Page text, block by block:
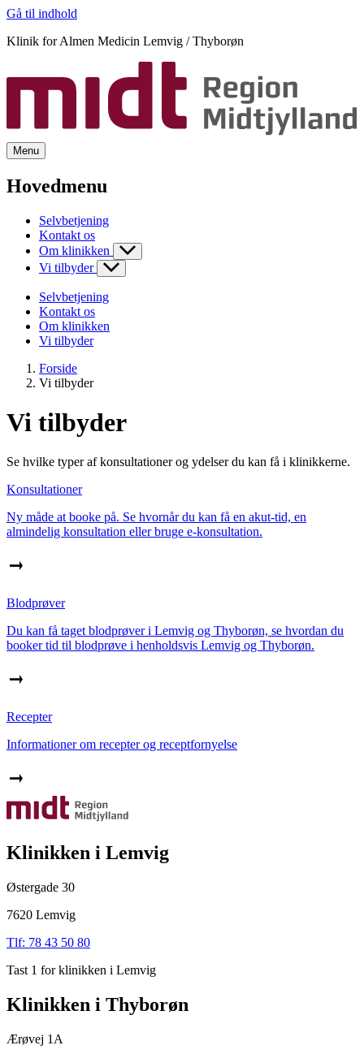
Gå til indhold
Klinik for Almen Medicin Lemvig / Thyborøn
Menu
Hovedmenu
Selvbetjening
Kontakt os
Om klinikken
Vi tilbyder
Selvbetjening
Kontakt os
Om klinikken
Vi tilbyder
Forside
Vi tilbyder
Vi tilbyder
Se hvilke typer af konsultationer og ydelser du kan få i klinikkerne.
Konsultationer
Ny måde at booke på. Se hvornår du kan få en akut-tid, en
almindelig konsultation eller bruge e-konsultation.
Blodprøver
Du kan få taget blodprøver i Lemvig og Thyborøn, se hvordan du
booker tid til blodprøve i henholdsvis Lemvig og Thyborøn.
Recepter
Informationer om recepter og receptfornyelse
Klinikken i Lemvig
Østergade 30
7620 Lemvig
Tlf: 78 43 50 80
Tast 1 for klinikken i Lemvig
Klinikken i Thyborøn
Ærøvej 1A